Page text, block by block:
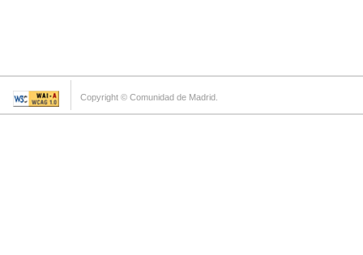
Copyright © Comunidad de Madrid.